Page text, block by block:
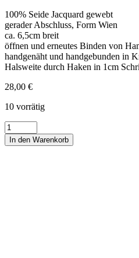
100% Seide Jacquard gewebt
gerader Abschluss, Form Wien
ca. 6,5cm breit
öffnen und erneutes Binden von
handgenäht und handgebunden in
Halsweite durch Haken in 1cm
28,00 €
10 vorrätig
Schleife
Seide
festlich
In den Warenkorb